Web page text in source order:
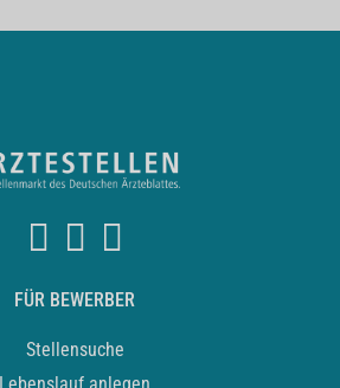
FÜR BEWERBER
Stellensuche